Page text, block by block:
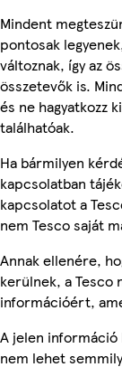
Mindent
pontosak
változnak, így az
összetevők is.
és ne hagyatkozz
találhatóak.
Ha bármilyen
kapcsolatban
kapcsolatot a
nem Tesco saját
Annak ellenére,
kerülnek, a Tesco
információért,
A jelen információ
nem lehet